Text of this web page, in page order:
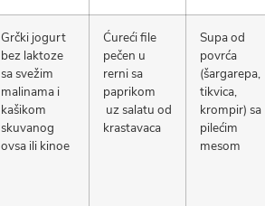
Grčki jogurt
bez laktoze
sa svežim
malinama i
kašikom
skuvanog
ovsa ili kinoe
Ćureći file
pečen u
rerni sa
paprikom
uz salatu od
krastavaca
Supa od
povrća
(šargarepa,
tikvica,
krompir) sa
pilećim
mesom